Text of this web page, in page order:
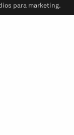
para marketing.